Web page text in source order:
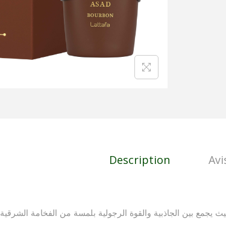
Description
يجمع بين الجاذبية والقوة الرجولية بلمسة من الفخامة الشرقية